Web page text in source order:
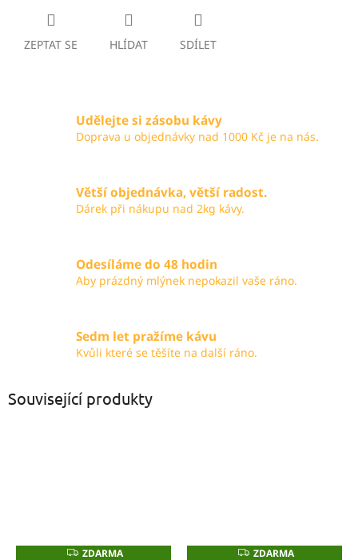
ZEPTAT SE HLÍDAT SDÍLET
Udělejte si zásobu kávy
Doprava u objednávky nad 1000 Kč je na nás.
Větší objednávka, větší radost.
Dárek při nákupu nad 2kg kávy.
Odesíláme do 48 hodin
Aby prázdný mlýnek nepokazil vaše ráno.
Sedm let pražíme kávu
Kvůli které se těšíte na další ráno.
Související produkty
ZZDARMA
ZZDARMA